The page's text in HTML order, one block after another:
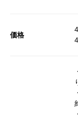
価格